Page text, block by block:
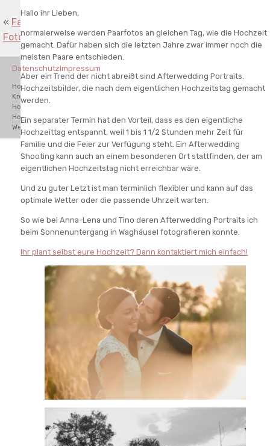
Hallo ihr Lieben,
normalerweise werden Paarfotos an gleichen Tag, wie die Hochzeit
gemacht. Dafür haben sich die letzten Jahre zwar immer noch die
meisten Paare entschieden.
Aber ein Trend der nicht abreißt sind Afterwedding Portraits.
Hochzeitsbilder, die nach dem eigentlichen Hochzeitstag gemacht
werden.
Ein separater Termin hat den Vorteil, dass es den eigentliche
Hochzeittag entspannt, weil 1 bis 1 1/2 Stunden mehr Zeit für
Familie und die Feier zur Verfügung steht. Ein Afterwedding
Shooting kann auch an einem besonderen Ort stattfinden, der am
eigentlichen Hochzeitstag nicht erreichbar wäre.
Und zu guter Letzt ist man terminlich flexibler und kann auf das
optimale Wetter oder die passende Uhrzeit warten.
So wie bei Anna-Lena und Tino deren Afterwedding Portraits ich
beim Sonnenuntergang in Waghäusel fotografieren konnte.
Ihr plant selbst eure Hochzeit? Dann kontaktiert mich einfach!
« Familienfotograf Bad Kreuznach Homestory Newborn
Fotoshooting
DatenschutzImpressum
Hochzeitsfotograf Waghäusel, Hochzeitsfotograf Bad
Kreuznach,Hochzeitsfotograf Karlsruhe,Hochzeitsfotograf Schwetzingen,
Hochzeitsfotograf Odenwald, Hochzeitsfotograf Mannheim,
Hochzeitsfotograf Hamburg, Hochzeitsfotograf München. Destination
Wedding Photographer.